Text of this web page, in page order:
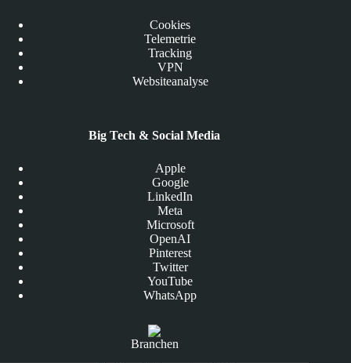
Cookies
Telemetrie
Tracking
VPN
Websiteanalyse
Big Tech & Social Media
Apple
Google
LinkedIn
Meta
Microsoft
OpenAI
Pinterest
Twitter
YouTube
WhatsApp
Branchen